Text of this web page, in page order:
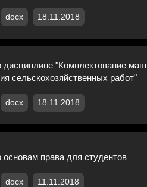
docx 18.11.2018
дисциплине "Комплектование
сельскохозяйственных работ"
docx 18.11.2018
основам права для студентов
docx 11.11.2018